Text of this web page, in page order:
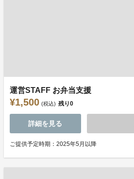
運営STAFF お弁当支援
¥1,500 (税込) 残り0
詳細を見る
ご提供予定時期：2025年5月以降